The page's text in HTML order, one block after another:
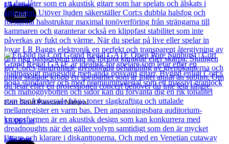
Läs mer
Cort
Cort Gold Passion Natural
19 061kr
Läs mer